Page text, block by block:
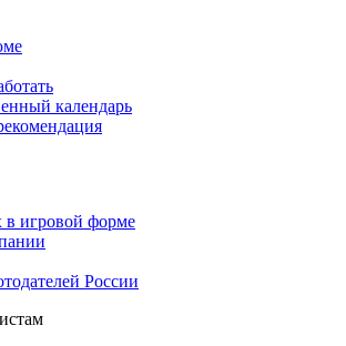
календарь
игровой форме
России